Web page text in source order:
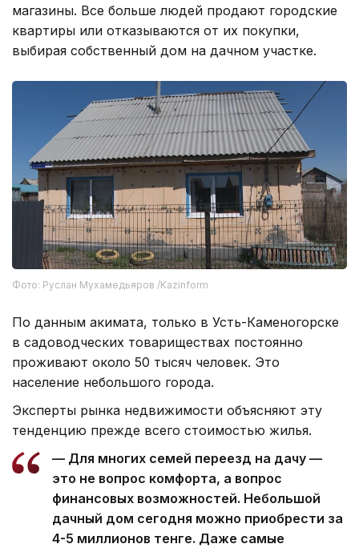
магазины. Все больше людей продают городские
квартиры или отказываются от их покупки,
выбирая собственный дом на дачном участке.
Фото: Руслан Мухамедьяров /Kazinform
По данным акимата, только в Усть-Каменогорске
в садоводческих товариществах постоянно
проживают около 50 тысяч человек. Это
население небольшого города.
Эксперты рынка недвижимости объясняют эту
тенденцию прежде всего стоимостью жилья.
— Для многих семей переезд на дачу —
это не вопрос комфорта, а вопрос
финансовых возможностей. Небольшой
дачный дом сегодня можно приобрести за
4-5 миллионов тенге. Даже самые